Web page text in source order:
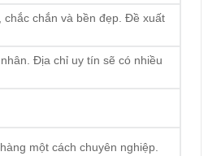
chắn và bền đẹp. Đề xuất
Địa chỉ uy tín sẽ có nhiều
một cách chuyên nghiệp.